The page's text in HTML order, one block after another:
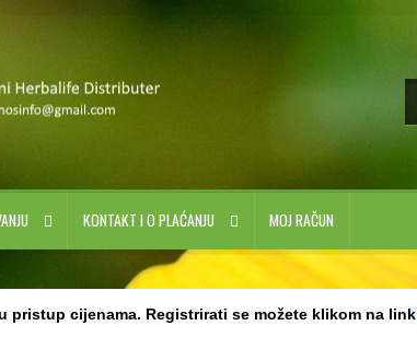
KONTAKT I O PLAĆANJU MOJ RAČUN
Herbalife start paketi i ostali brendirani proizvodi
NaplataO poslovanju u Herbalife kompaniji Osobna njega
pristup cijenama. Registrirati se možete klikom na link